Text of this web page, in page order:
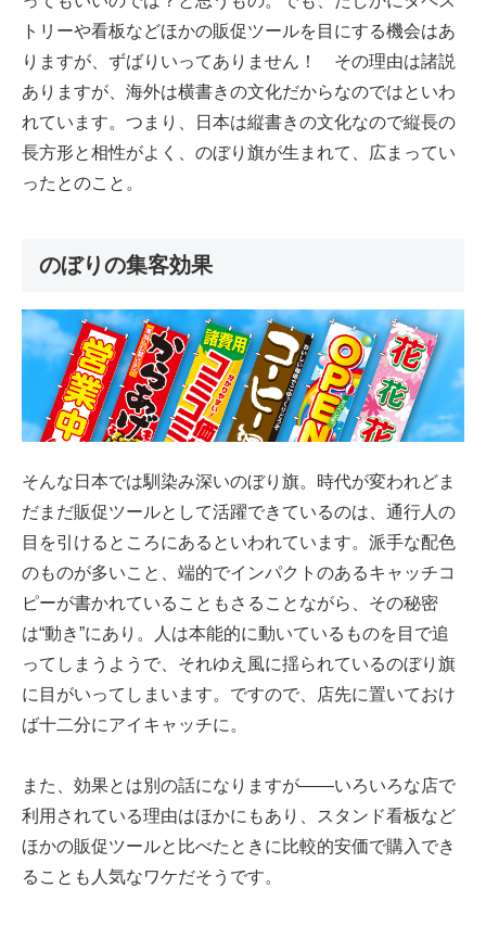
トリーや看板などほかの販促ツールを目にする機会はあ
りますが、ずばりいってありません！ その理由は諸説
ありますが、海外は横書きの文化だからなのではといわ
れています。つまり、日本は縦書きの文化なので縦長の
長方形と相性がよく、のぼり旗が生まれて、広まってい
ったとのこと。
のぼりの集客効果
そんな日本では馴染み深いのぼり旗。時代が変われどま
だまだ販促ツールとして活躍できているのは、通行人の
目を引けるところにあるといわれています。派手な配色
のものが多いこと、端的でインパクトのあるキャッチコ
ピーが書かれていることもさることながら、その秘密
は“動き”にあり。人は本能的に動いているものを目で追
ってしまうようで、それゆえ風に揺られているのぼり旗
に目がいってしまいます。ですので、店先に置いておけ
ば十二分にアイキャッチに。
また、効果とは別の話になりますが――いろいろな店で
利用されている理由はほかにもあり、スタンド看板など
ほかの販促ツールと比べたときに比較的安価で購入でき
ることも人気なワケだそうです。